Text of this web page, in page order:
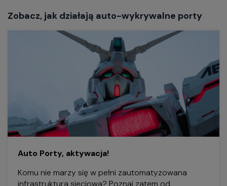
Zobacz, jak działają auto-wykrywalne porty
Auto Porty, aktywacja!
Komu nie marzy się w pełni zautomatyzowana
infrastruktura sieciowa? Poznaj zatem od